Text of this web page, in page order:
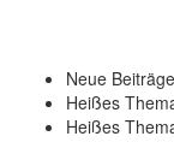
Neue Beiträge
Heißes
Heißes